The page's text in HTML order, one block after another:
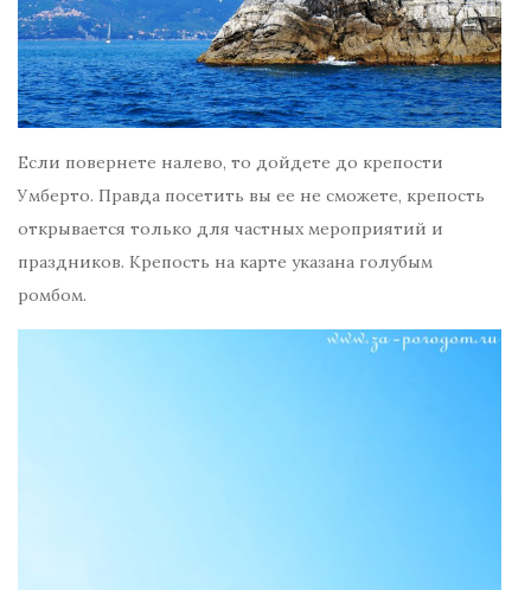
Если повернете налево, то дойдете до крепости
Умберто. Правда посетить вы ее не сможете, крепость
открывается только для частных мероприятий и
праздников. Крепость на карте указана голубым
ромбом.